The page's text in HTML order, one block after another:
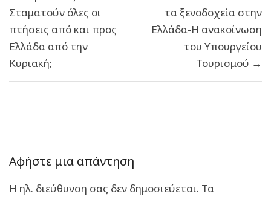
Σταματούν όλες οι
πτήσεις από και προς
Ελλάδα από την
Κυριακή;
τα ξενοδοχεία στην
Ελλάδα-Η ανακοίνωση
του Υπουργείου
Τουρισμού →
Αφήστε μια απάντηση
Η ηλ. διεύθυνση σας δεν δημοσιεύεται. Τα